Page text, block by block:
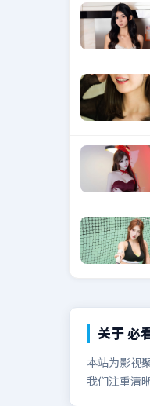
关于必
本站为影视
我们注重清